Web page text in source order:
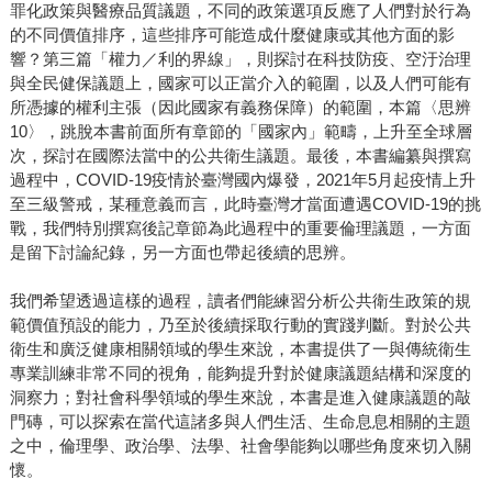
罪化政策與醫療品質議題，不同的政策選項反應了人們對於行為
的不同價值排序，這些排序可能造成什麼健康或其他方面的影
響？第三篇「權力／利的界線」，則探討在科技防疫、空汙治理
與全民健保議題上，國家可以正當介入的範圍，以及人們可能有
所憑據的權利主張（因此國家有義務保障）的範圍，本篇〈思辨
10〉，跳脫本書前面所有章節的「國家內」範疇，上升至全球層
次，探討在國際法當中的公共衛生議題。最後，本書編纂與撰寫
過程中，COVID-19疫情於臺灣國內爆發，2021年5月起疫情上升
至三級警戒，某種意義而言，此時臺灣才當面遭遇COVID-19的挑
戰，我們特別撰寫後記章節為此過程中的重要倫理議題，一方面
是留下討論紀錄，另一方面也帶起後續的思辨。
我們希望透過這樣的過程，讀者們能練習分析公共衛生政策的規
範價值預設的能力，乃至於後續採取行動的實踐判斷。對於公共
衛生和廣泛健康相關領域的學生來說，本書提供了一與傳統衛生
專業訓練非常不同的視角，能夠提升對於健康議題結構和深度的
洞察力；對社會科學領域的學生來說，本書是進入健康議題的敲
門磚，可以探索在當代這諸多與人們生活、生命息息相關的主題
之中，倫理學、政治學、法學、社會學能夠以哪些角度來切入關
懷。